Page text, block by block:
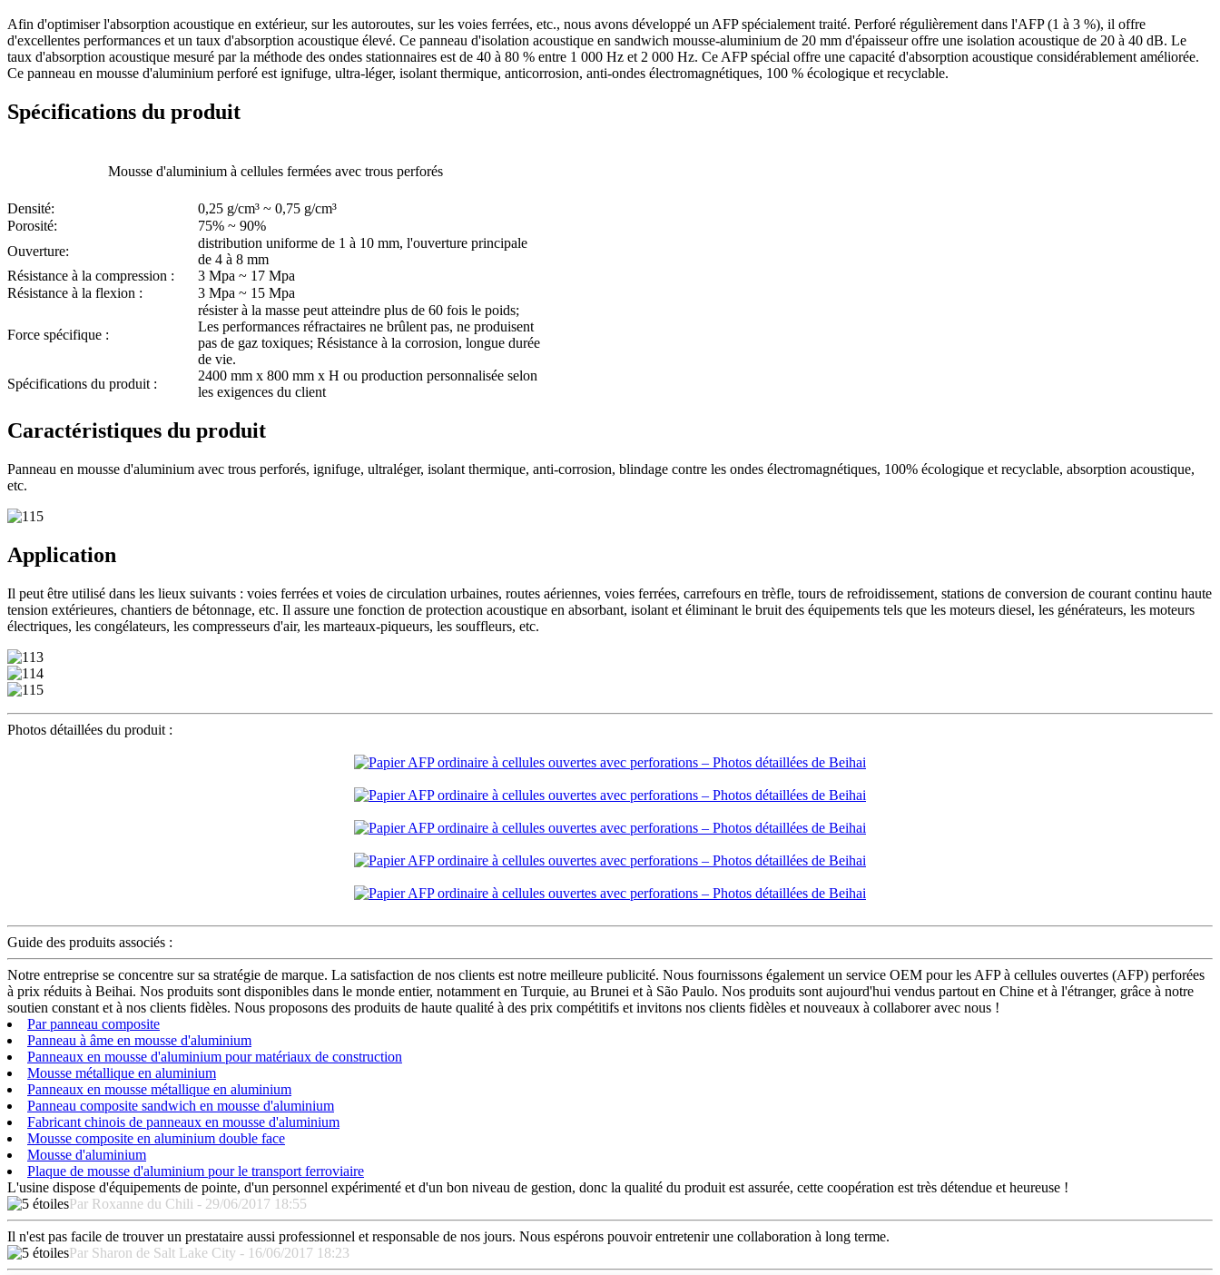
Afin d'optimiser l'absorption acoustique en extérieur, sur les autoroutes, sur les voies ferrées, etc., nous avons développé un AFP spécialement traité. Perforé régulièrement dans l'AFP (1 à 3 %), il offre
d'excellentes performances et un taux d'absorption acoustique élevé. Ce panneau d'isolation acoustique en sandwich mousse-aluminium de 20 mm d'épaisseur offre une isolation acoustique de 20 à 40 dB. Le
taux d'absorption acoustique mesuré par la méthode des ondes stationnaires est de 40 à 80 % entre 1 000 Hz et 2 000 Hz. Ce AFP spécial offre une capacité d'absorption acoustique considérablement améliorée.
Ce panneau en mousse d'aluminium perforé est ignifuge, ultra-léger, isolant thermique, anticorrosion, anti-ondes électromagnétiques, 100 % écologique et recyclable.
Spécifications du produit
Mousse d'aluminium à cellules fermées avec trous perforés
Densité:
0,25 g/cm³ ~ 0,75 g/cm³
Porosité:
75% ~ 90%
Ouverture:
distribution uniforme de 1 à 10 mm, l'ouverture principale
de 4 à 8 mm
Résistance à la compression :
3 Mpa ~ 17 Mpa
Résistance à la flexion :
3 Mpa ~ 15 Mpa
Force spécifique :
résister à la masse peut atteindre plus de 60 fois le poids;
Les performances réfractaires ne brûlent pas, ne produisent
pas de gaz toxiques; Résistance à la corrosion, longue durée
de vie.
Spécifications du produit :
2400 mm x 800 mm x H ou production personnalisée selon
les exigences du client
Caractéristiques du produit
Panneau en mousse d'aluminium avec trous perforés, ignifuge, ultraléger, isolant thermique, anti-corrosion, blindage contre les ondes électromagnétiques, 100% écologique et recyclable, absorption acoustique,
etc.
Application
Il peut être utilisé dans les lieux suivants : voies ferrées et voies de circulation urbaines, routes aériennes, voies ferrées, carrefours en trèfle, tours de refroidissement, stations de conversion de courant continu haute
tension extérieures, chantiers de bétonnage, etc. Il assure une fonction de protection acoustique en absorbant, isolant et éliminant le bruit des équipements tels que les moteurs diesel, les générateurs, les moteurs
électriques, les congélateurs, les compresseurs d'air, les marteaux-piqueurs, les souffleurs, etc.
Photos détaillées du produit :
Guide des produits associés :
Notre entreprise se concentre sur sa stratégie de marque. La satisfaction de nos clients est notre meilleure publicité. Nous fournissons également un service OEM pour les AFP à cellules ouvertes (AFP) perforées
à prix réduits à Beihai. Nos produits sont disponibles dans le monde entier, notamment en Turquie, au Brunei et à São Paulo. Nos produits sont aujourd'hui vendus partout en Chine et à l'étranger, grâce à notre
soutien constant et à nos clients fidèles. Nous proposons des produits de haute qualité à des prix compétitifs et invitons nos clients fidèles et nouveaux à collaborer avec nous !
Par panneau composite
Panneau à âme en mousse d'aluminium
Panneaux en mousse d'aluminium pour matériaux de construction
Mousse métallique en aluminium
Panneaux en mousse métallique en aluminium
Panneau composite sandwich en mousse d'aluminium
Fabricant chinois de panneaux en mousse d'aluminium
Mousse composite en aluminium double face
Mousse d'aluminium
Plaque de mousse d'aluminium pour le transport ferroviaire
L'usine dispose d'équipements de pointe, d'un personnel expérimenté et d'un bon niveau de gestion, donc la qualité du produit est assurée, cette coopération est très détendue et heureuse !
Par Roxanne du Chili - 29/06/2017 18:55
Il n'est pas facile de trouver un prestataire aussi professionnel et responsable de nos jours. Nous espérons pouvoir entretenir une collaboration à long terme.
Par Sharon de Salt Lake City - 16/06/2017 18:23